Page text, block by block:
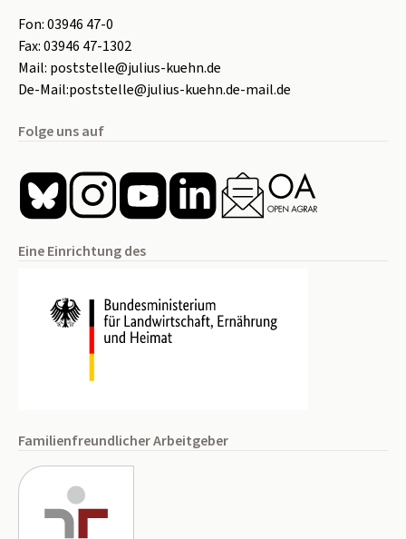
Fon:03946 47-0
Fax:03946 47-1302
Mail: poststelle@julius-kuehn.de
De-Mail:poststelle@julius-kuehn.de-mail.de
Folge uns auf
Eine Einrichtung des
Familienfreundlicher Arbeitgeber